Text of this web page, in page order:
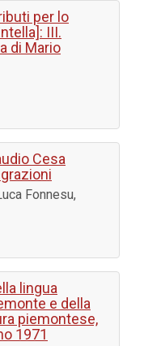
per lo
III.
di Mario
Cesa
Fonnesu,
lingua
e della
piemontese,
1971